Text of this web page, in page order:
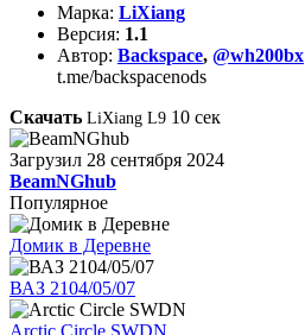
Марка: LiXiang
Версия: 1.1
Автор: Backspace, @wh200bx
t.me/backspacenods
Скачать LiXiang L9 10 сек
Загрузил 28 сентября 2024
BeamNGhub
Популярное
Домик в Деревне
ВАЗ 2104/05/07
Arctic Circle SWDN